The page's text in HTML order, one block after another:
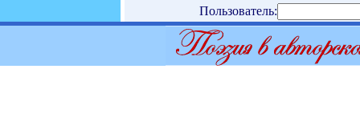
Пользователь: